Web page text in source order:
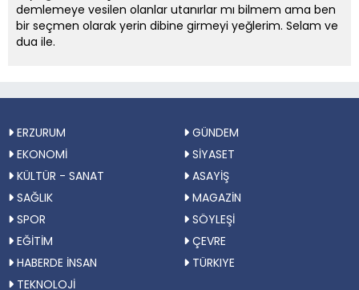
demlemeye vesilen olanlar utanırlar mı bilmem ama ben
bir seçmen olarak yerin dibine girmeyi yeğlerim. Selam ve
dua ile.
ERZURUM
GÜNDEM
EKONOMİ
SİYASET
KÜLTÜR - SANAT
ASAYİŞ
SAĞLIK
MAGAZİN
SPOR
SÖYLEŞİ
EĞİTİM
ÇEVRE
HABERDE İNSAN
TÜRKIYE
TEKNOLOJİ